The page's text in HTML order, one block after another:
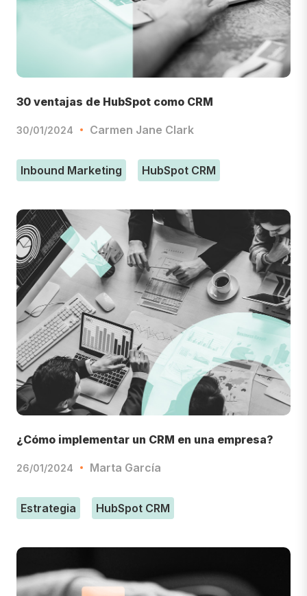
30 ventajas de HubSpot como CRM
30/01/2024 Carmen Jane Clark
Inbound Marketing HubSpot CRM
¿Cómo implementar un CRM en una empresa?
26/01/2024 Marta García
Estrategia HubSpot CRM